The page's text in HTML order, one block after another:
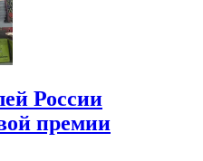
России
премии